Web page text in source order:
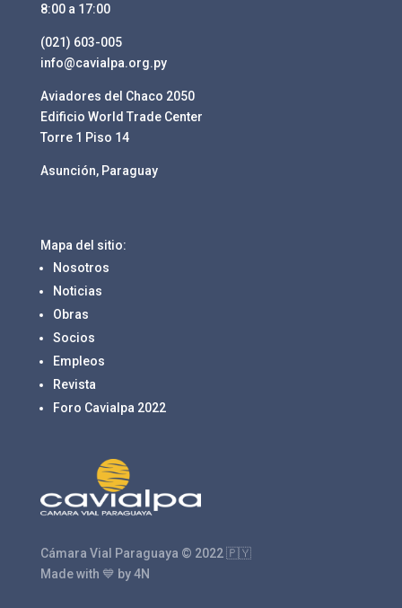
8:00 a 17:00
(021) 603-005
info@cavialpa.org.py
Aviadores del Chaco 2050
Edificio World Trade Center
Torre 1 Piso 14
Asunción, Paraguay
Mapa del sitio:
Nosotros
Noticias
Obras
Socios
Empleos
Revista
Foro Cavialpa 2022
Cámara Vial Paraguaya © 2022 🇵🇾
Made with 💙 by 4N